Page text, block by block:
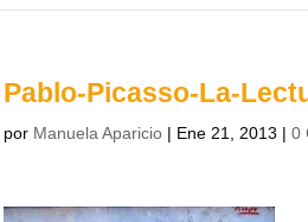
Pablo-Picasso-La-
por Manuela Aparicio | Ene 21, 2013 |0